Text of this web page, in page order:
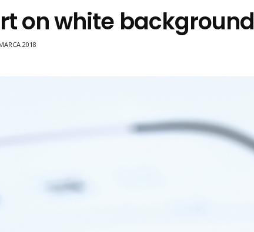
on white background
2018